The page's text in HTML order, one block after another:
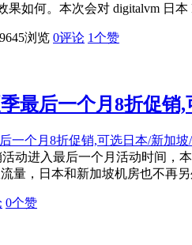
果如何。本次会对 digitalvm 日
9645浏览 0评论 1个赞
最后一个月8折促销
动进入最后一个月活动时间，
流量，日本和新加坡机房也不再
0个赞